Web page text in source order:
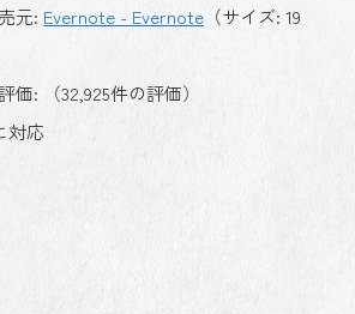
元: Evernote - Evernote （サイズ: 19
: （32,925件の評価）
対応